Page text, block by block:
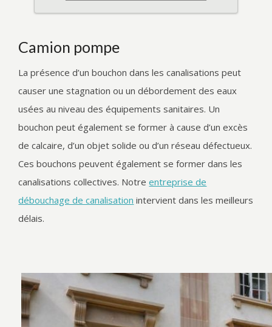
Camion pompe
La présence d’un bouchon dans les canalisations peut
causer une stagnation ou un débordement des eaux
usées au niveau des équipements sanitaires. Un
bouchon peut également se former à cause d’un excès
de calcaire, d’un objet solide ou d’un réseau défectueux.
Ces bouchons peuvent également se former dans les
canalisations collectives. Notreentreprise de
débouchage de canalisation intervient dans les meilleurs
délais.